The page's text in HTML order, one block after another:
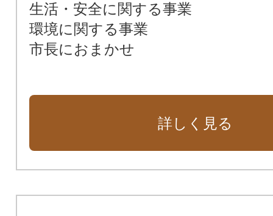
生活・安全に関する事業
環境に関する事業
市長におまかせ
詳しく見る